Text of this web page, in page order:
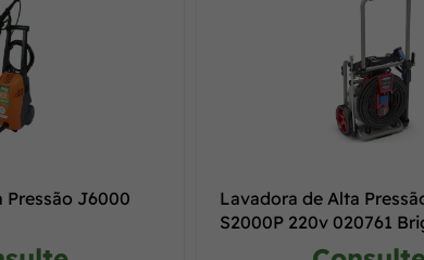
Pressão J6000
Lavadora de Alta
S2000P 220v 020761